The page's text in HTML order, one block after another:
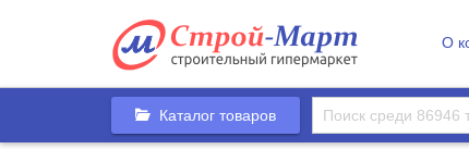
О
Каталог товаров